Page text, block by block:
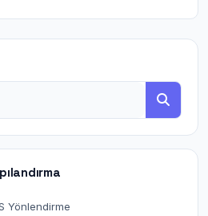
Yönlendirme